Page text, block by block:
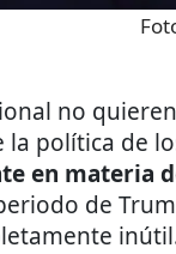
no
política de
en materia
de